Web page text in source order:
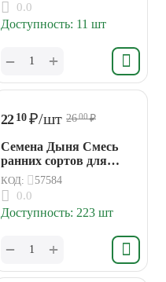
0.0
Доступность: 11 шт
+
−
22 10 ₽/шт 26 00 ₽
Семена Дыня Смесь
ранних сортов для
холодного климата
0,5гр. СеДеК
КОД: 57584
0.0
Доступность: 223 шт
+
−